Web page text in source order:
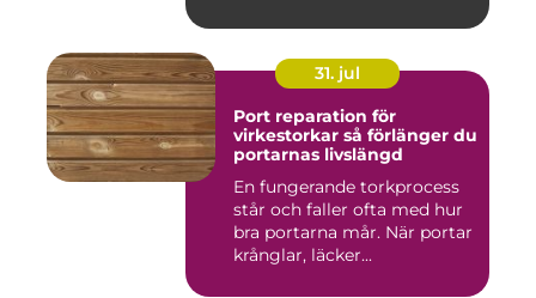
31. jul
Port reparation för
virkestorkar så förlänger du
portarnas livslängd
En fungerande torkprocess
står och faller ofta med hur
bra portarna mår. När portar
krånglar, läcker...